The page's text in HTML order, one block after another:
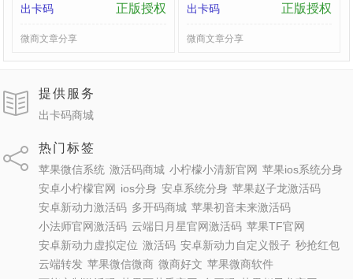
出卡码
正版授权
微商文章分享
出卡码
正版授权
微商文章分享
提供服务
出卡码商城
热门标签
苹果微信系统 激活码商城 小柠檬小清新官网 苹果ios系统分身
安卓小柠檬官网 ios分身 安卓系统分身 苹果赵子龙激活码
安卓新动力激活码 多开码商城 苹果初音未来激活码
小法师官网激活码 云端日月星官网激活码 苹果TF官网
安卓新动力虚拟定位 激活码 安卓新动力自定义骰子 秒抢红包
云端转发 苹果微信微商 微商好文 苹果微商软件